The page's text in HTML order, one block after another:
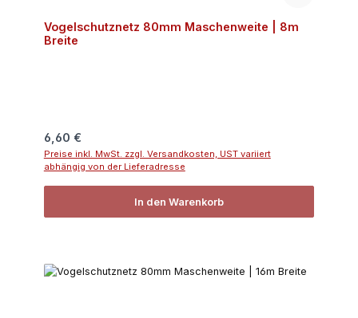
Vogelschutznetz 80mm Maschenweite | 8m
Breite
Regulärer Preis:
6,60 €
Preise inkl. MwSt. zzgl. Versandkosten, UST variiert
abhängig von der Lieferadresse
In den Warenkorb